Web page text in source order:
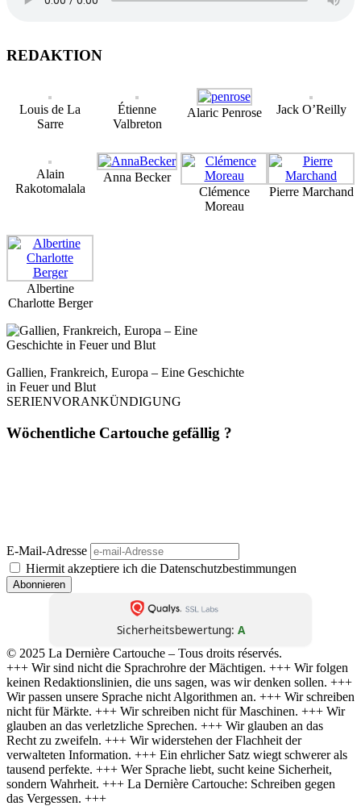
REDAKTION
Louis de La
Sarre
Étienne
Valbreton
Alaric Penrose Jack O’Reilly
Alain
Rakotomalala
Anna Becker
Clémence
Moreau
Pierre Marchand
Albertine
Charlotte Berger
Gallien, Frankreich, Europa – Eine Geschichte
in Feuer und Blut
SERIENVORANKÜNDIGUNG
Wöchentliche Cartouche gefällig ?
E-Mail-Adresse
Hiermit akzeptiere ich die Datenschutzbestimmungen
Sicherheitsbewertung: A
© 2025 La Dernière Cartouche – Tous droits réservés.
+++ Wir sind nicht die Sprachrohre der Mächtigen. +++ Wir folgen
keinen Redaktionslinien, die uns sagen, was wir denken sollen. +++
Wir passen unsere Sprache nicht Algorithmen an. +++ Wir schreiben
nicht für Märkte. +++ Wir schreiben nicht für Maschinen. +++ Wir
glauben an das verletzliche Sprechen. +++ Wir glauben an das
Recht zu zweifeln. +++ Wir widerstehen der Flachheit der
verwalteten Information. +++ Ein ehrlicher Satz wiegt schwerer als
tausend perfekte. +++ Wer Sprache liebt, sucht keine Sicherheit,
sondern Wahrheit. +++ La Dernière Cartouche: Schreiben gegen
das Vergessen. +++